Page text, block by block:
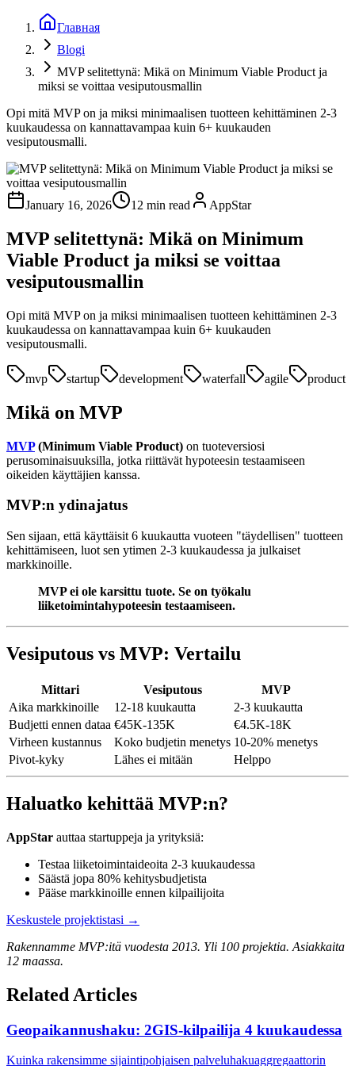
Главная
Blogi
MVP selitettynä: Mikä on Minimum Viable Product ja
miksi se voittaa vesiputousmallin
Opi mitä MVP on ja miksi minimaalisen tuotteen kehittäminen 2-3
kuukaudessa on kannattavampaa kuin 6+ kuukauden
vesiputousmalli.
January 16, 2026 12 min read AppStar
MVP selitettynä: Mikä on Minimum
Viable Product ja miksi se voittaa
vesiputousmallin
Opi mitä MVP on ja miksi minimaalisen tuotteen kehittäminen 2-3
kuukaudessa on kannattavampaa kuin 6+ kuukauden
vesiputousmalli.
mvp startup development waterfall agile product
Mikä on MVP
MVP(Minimum Viable Product) on tuoteversiosi
perusominaisuuksilla, jotka riittävät hypoteesin testaamiseen
oikeiden käyttäjien kanssa.
MVP:n ydinajatus
Sen sijaan, että käyttäisit 6 kuukautta vuoteen "täydellisen" tuotteen
kehittämiseen, luot sen ytimen 2-3 kuukaudessa ja julkaiset
markkinoille.
MVP ei ole karsittu tuote. Se on työkalu
liiketoimintahypoteesin testaamiseen.
Vesiputous vs MVP: Vertailu
Mittari Vesiputous
MVP
Aika markkinoille
12-18 kuukautta
2-3 kuukautta
Budjetti ennen dataa €45K-135K
€4.5K-18K
Virheen kustannus
Koko budjetin menetys 10-20% menetys
Pivot-kyky
Lähes ei mitään Helppo
Haluatko kehittää MVP:n?
AppStar auttaa startuppeja ja yrityksiä:
Testaa liiketoimintaideoita 2-3 kuukaudessa
Säästä jopa 80% kehitysbudjetista
Pääse markkinoille ennen kilpailijoita
Keskustele projektistasi →
Rakennamme MVP:itä vuodesta 2013. Yli 100 projektia. Asiakkaita
12 maassa.
Related Articles
Geopaikannushaku: 2GIS-kilpailija 4 kuukaudessa
Kuinka rakensimme sijaintipohjaisen palveluhakuaggregaattorin